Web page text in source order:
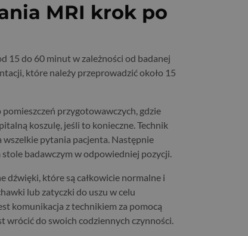
MRI krok po
15 do 60 minut w zależności od badanej
które należy przeprowadzić około 15
przygotowawczych, gdzie
koszulę, jeśli to konieczne. Technik
pytania pacjenta. Następnie
badawczym w odpowiedniej pozycji.
dźwięki, które są całkowicie normalne i
lub zatyczki do uszu w celu
komunikacja z technikiem za pomocą
wrócić do swoich codziennych czynności.